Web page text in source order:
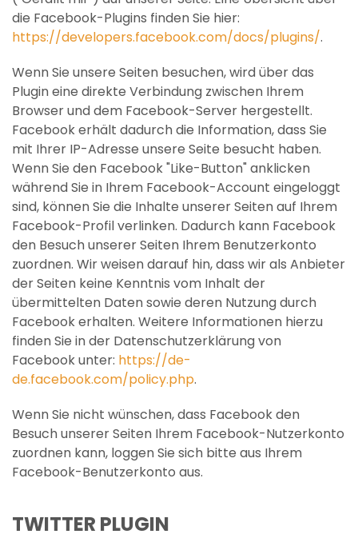
die Facebook-Plugins finden Sie hier:
https://developers.facebook.com/docs/plugins/.
Wenn Sie unsere Seiten besuchen, wird über das
Plugin eine direkte Verbindung zwischen Ihrem
Browser und dem Facebook-Server hergestellt.
Facebook erhält dadurch die Information, dass Sie
mit Ihrer IP-Adresse unsere Seite besucht haben.
Wenn Sie den Facebook "Like-Button" anklicken
während Sie in Ihrem Facebook-Account eingeloggt
sind, können Sie die Inhalte unserer Seiten auf Ihrem
Facebook-Profil verlinken. Dadurch kann Facebook
den Besuch unserer Seiten Ihrem Benutzerkonto
zuordnen. Wir weisen darauf hin, dass wir als Anbieter
der Seiten keine Kenntnis vom Inhalt der
übermittelten Daten sowie deren Nutzung durch
Facebook erhalten. Weitere Informationen hierzu
finden Sie in der Datenschutzerklärung von
Facebook unter: https://de-
de.facebook.com/policy.php.
Wenn Sie nicht wünschen, dass Facebook den
Besuch unserer Seiten Ihrem Facebook-Nutzerkonto
zuordnen kann, loggen Sie sich bitte aus Ihrem
Facebook-Benutzerkonto aus.
TWITTER PLUGIN